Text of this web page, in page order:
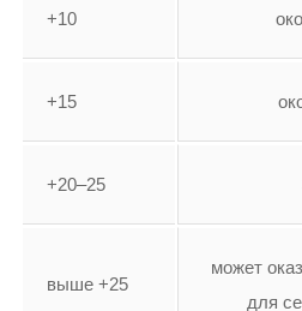
+10
+15
+20–25
выше +25
может
для